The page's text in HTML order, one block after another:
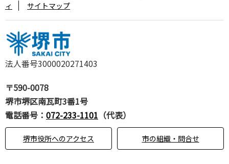
法人番号3000020271403
〒590-0078
堺市堺区南瓦町3番1号
電話番号： 072-233-1101 （代表）
堺市役所へのアクセス 市の組織・問合せ
ィ
サイトマップ